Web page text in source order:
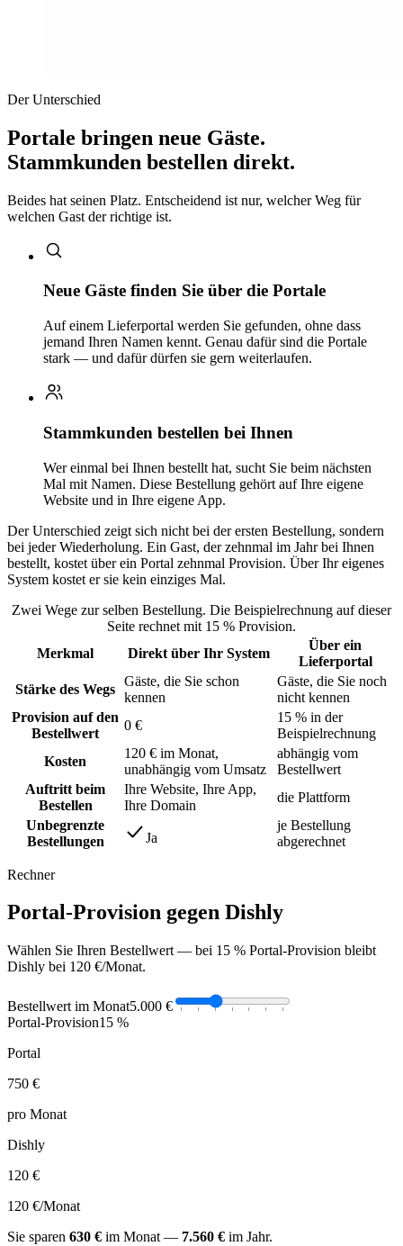
Der Unterschied
Portale bringen neue Gäste.
Stammkunden bestellen direkt.
Beides hat seinen Platz. Entscheidend ist nur, welcher Weg für
welchen Gast der richtige ist.
Neue Gäste finden Sie über die Portale
Auf einem Lieferportal werden Sie gefunden, ohne dass
jemand Ihren Namen kennt. Genau dafür sind die Portale
stark — und dafür dürfen sie gern weiterlaufen.
Stammkunden bestellen bei Ihnen
Wer einmal bei Ihnen bestellt hat, sucht Sie beim nächsten
Mal mit Namen. Diese Bestellung gehört auf Ihre eigene
Website und in Ihre eigene App.
Der Unterschied zeigt sich nicht bei der ersten Bestellung, sondern
bei jeder Wiederholung. Ein Gast, der zehnmal im Jahr bei Ihnen
bestellt, kostet über ein Portal zehnmal Provision. Über Ihr eigenes
System kostet er sie kein einziges Mal.
Zwei Wege zur selben Bestellung. Die Beispielrechnung auf dieser
Seite rechnet mit 15 % Provision.
Merkmal
Direkt über Ihr System
Über ein
Lieferportal
Stärke des Wegs
Gäste, die Sie schon
kennen
Gäste, die Sie noch
nicht kennen
Provision auf den
Bestellwert
0 €
15 % in der
Beispielrechnung
Kosten
120 € im Monat,
unabhängig vom Umsatz
abhängig vom
Bestellwert
Auftritt beim
Bestellen
Ihre Website, Ihre App,
Ihre Domain
die Plattform
Unbegrenzte
Bestellungen
Ja
je Bestellung
abgerechnet
Rechner
Portal-Provision gegen Dishly
Wählen Sie Ihren Bestellwert — bei 15 % Portal-Provision bleibt
Dishly bei 120 €/Monat.
Bestellwert im Monat5.000 €
Portal-Provision15 %
Portal
750 €
pro Monat
Dishly
120 €
120 €/Monat
Sie sparen 630 € im Monat — 7.560 € im Jahr.